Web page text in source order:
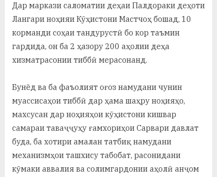
Дар маркази саломатии деҳаи Палдораки деҳоти
Лангари ноҳияи Кӯҳистони Мастчоҳ бошад, 10
корманди соҳаи тандурустӣ бо кор таъмин
гардида, он ба 2 ҳазору 200 аҳолии деҳа
хизматрасонии тиббӣ мерасонанд.
Бунёд ва ба фаъолият оғоз намудани чунин
муассисаҳои тиббӣ дар ҳама шаҳру ноҳияҳо,
махсусан дар ноҳияҳои кӯҳистони кишвар
самараи таваҷҷуҳу ғамхориҳои Сарвари давлат
буда, ба хотири амалан татбиқ намудани
механизмҳои ташхису табобат, расонидани
кӯмаки аввалия ва солимгардонии аҳолӣ анҷом